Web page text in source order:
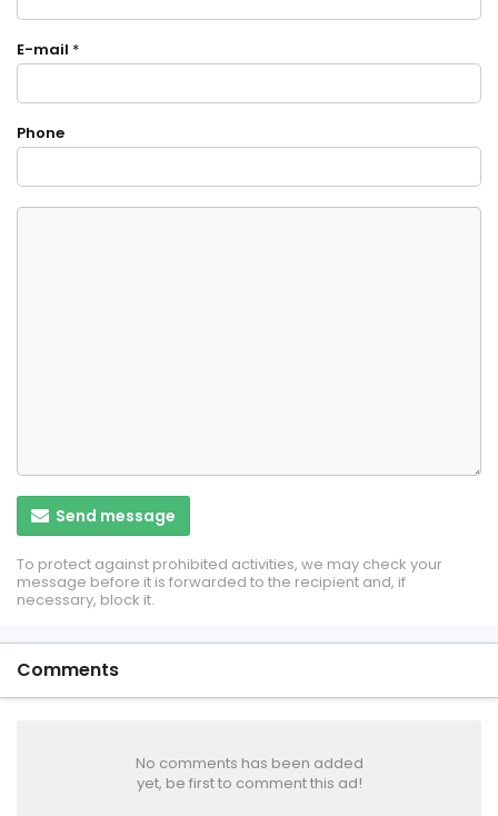
E-mail *
Phone
Send message
To protect against prohibited activities, we may check your
message before it is forwarded to the recipient and, if
necessary, block it.
Comments
No comments has been added
yet, be first to comment this ad!